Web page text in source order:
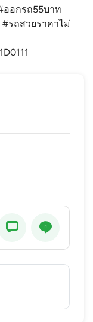
ออกรถ55บาท
รถสวยราคาไม่